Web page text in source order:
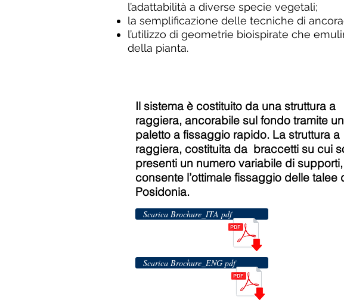
l’adattabilità a diverse specie vegetali;
la semplificazione delle tecniche di
l’utilizzo di geometrie bioispirate che
della pianta.
Il sistema è costituito da una struttura a
raggiera, ancorabile sul fondo tramite un
paletto a fissaggio rapido. La struttura a
raggiera, costituita da braccetti su cui
presenti un numero variabile di supporti,
consente l’ottimale fissaggio delle talee
Posidonia.
Scarica Brochure_ITA pdf
Scarica Brochure_ENG pdf